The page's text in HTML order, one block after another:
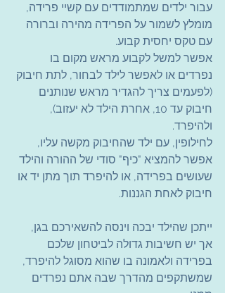
עבור ילדים שמתמודדים עם קשיי פרידה,
מומלץ לשמור על הפרידה מהירה וברורה
עם טקס יחסית קבוע.
אפשר למשל לקבוע מראש מקום בו
נפרדים או לאפשר לילד לבחור, לתת חיבוק
(לפעמים צריך להגדיר מראש שנותנים
חיבוק עד 10, אחרת הילד לא יעזוב),
ולהיפרד.
לחילופין, עם ילד שהחיבוק מקשה עליו,
אפשר להמציא "כיף" סודי של ההורה והילד
שעושים בפרידה, או להיפרד תוך מתן יד או
חיבוק לאחת הגננות.
ייתכן שהילד יבכה וינסה להשאירכם בגן,
אך יש חשיבות גדולה לביטחון שלכם
בפרידה ולאמונה בו שהוא מסוגל להיפרד,
שמשתקפים מהדרך שבה אתם נפרדים